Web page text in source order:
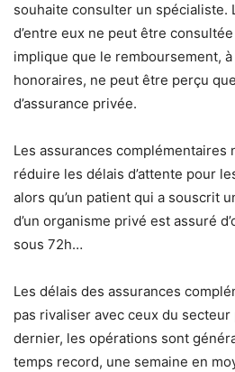
souhaite consulter un spécialiste.
d’entre eux ne peut être
implique que le remboursement,
honoraires, ne peut être perçu
d’assurance privée.
Les assurances complémentaires
réduire les délais d’attente pour
alors qu’un patient qui a souscrit
d’un organisme privé est assuré
sous 72h…
Les délais des assurances
pas rivaliser avec ceux du
dernier, les opérations sont
temps record, une semaine en